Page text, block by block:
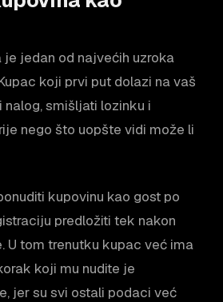
je jedan od najvećih uzroka
koji prvi put dolazi na vaš
nalog, smišljati lozinku i
nego što uopšte vidi može li
kupovinu kao gost po
predložiti tek nakon
U tom trenutku kupac već ima
koji mu nudite je
jer su svi ostali podaci već